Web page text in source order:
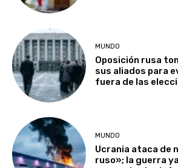
MUNDO
Oposición rusa
sus aliados para
fuera de las
MUNDO
Ucrania ataca de
ruso»; la guerra